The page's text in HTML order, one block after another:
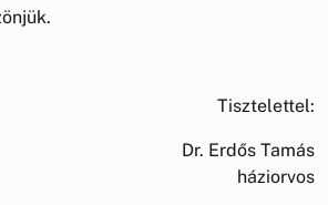
Tamás
háziorvos